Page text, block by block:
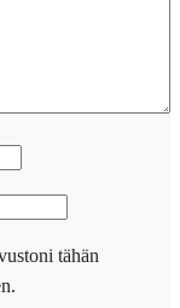
tähän